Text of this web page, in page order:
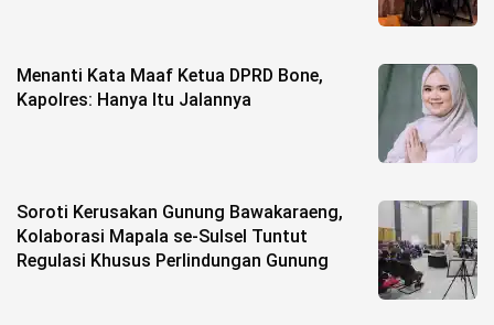
Menanti Kata Maaf Ketua DPRD Bone,
Kapolres: Hanya Itu Jalannya
Soroti Kerusakan Gunung Bawakaraeng,
Kolaborasi Mapala se-Sulsel Tuntut
Regulasi Khusus Perlindungan Gunung